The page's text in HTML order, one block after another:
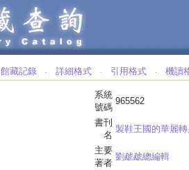
館藏記錄 ‧ 詳細格式 ‧ 引用格式 ‧ 機讀
系統
號碼
965562
書刊
名
製鞋王國的華麗
主要
著者
劉虣虣總編輯